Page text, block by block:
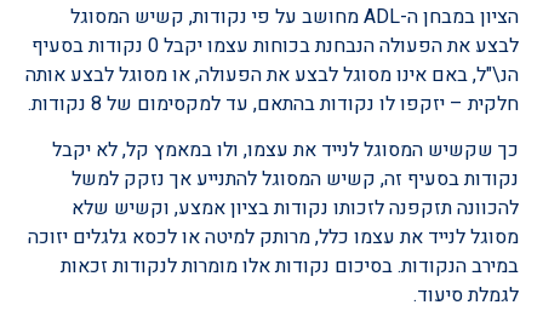
הציון במבחן ה-ADL מחושב על פי נקודות, קשיש המסוגל
לבצע את הפעולה הנבחנת בכוחות עצמו יקבל 0 נקודות בסעיף
הנ\"ל, באם אינו מסוגל לבצע את הפעולה, או מסוגל לבצע אותה
חלקית – יזקפו לו נקודות בהתאם, עד למקסימום של 8 נקודות.
כך שקשיש המסוגל לנייד את עצמו, ולו במאמץ קל, לא יקבל
נקודות בסעיף זה, קשיש המסוגל להתנייע אך נזקק למשל
להכוונה תזקפנה לזכותו נקודות בציון אמצע, וקשיש שלא
מסוגל לנייד את עצמו כלל, מרותק למיטה או לכסא גלגלים יזוכה
במירב הנקודות. בסיכום נקודות אלו מומרות לנקודות זכאות
לגמלת סיעוד.